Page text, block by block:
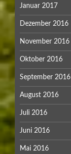
Januar 2017
Dezember 2016
November 2016
Oktober 2016
September 2016
August 2016
Juli 2016
Juni 2016
Mai 2016